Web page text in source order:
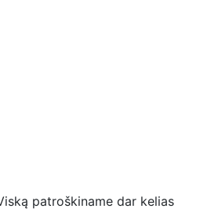
patroškiname dar kelias